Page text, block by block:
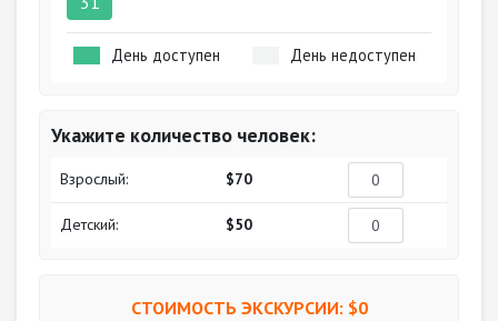
День доступен День недоступен
Укажите количество человек:
Взрослый: $70
Детский: $50
СТОИМОСТЬ ЭКСКУРСИИ: $0